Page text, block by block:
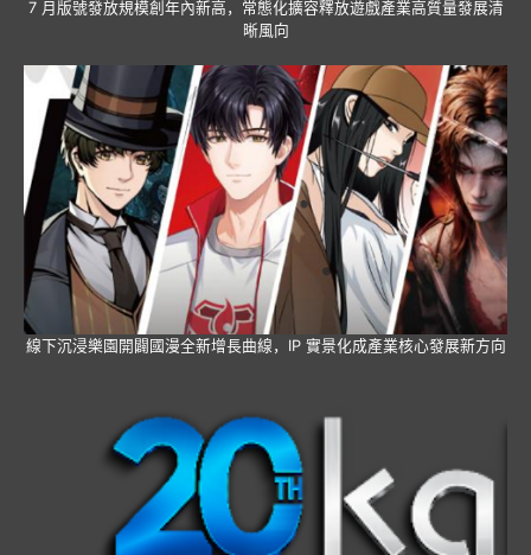
7 月版號發放規模創年內新高，常態化擴容釋放遊戲產業高質量發展清
晰風向
線下沉浸樂園開闢國漫全新增長曲線，IP 實景化成產業核心發展新方向